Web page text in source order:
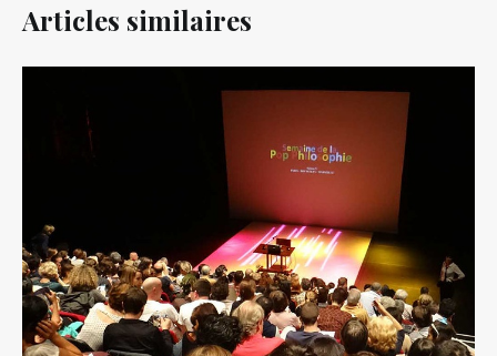
Articles similaires